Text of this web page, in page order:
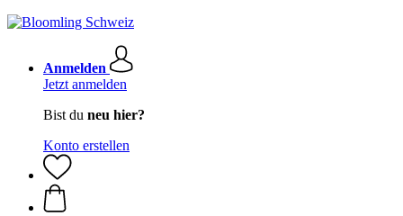
Anmelden
Jetzt anmelden
Bist du neu hier?
Konto erstellen